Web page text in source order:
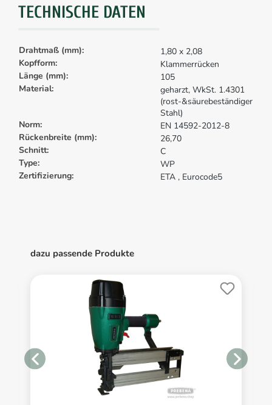
TECHNISCHE DATEN
Drahtmaß (mm):
1,80 x 2,08
Kopfform:
Klammerrücken
Länge (mm):
105
Material:
geharzt, WkSt. 1.4301
(rost-&säurebeständiger
Stahl)
Norm:
EN 14592-2012-8
Rückenbreite (mm):
26,70
Schnitt:
C
Type:
WP
Zertifizierung:
ETA , Eurocode5
dazu passende Produkte